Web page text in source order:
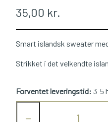
35,00 kr.
Smart islandsk sweater
Strikket i det velkendte
Forventet leveringstid: 3-5
−